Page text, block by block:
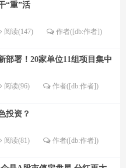
“重”活
阅读(147) 作者([db:作者])
部署！20家单位11组项目集中
阅读(96) 作者([db:作者])
投资？
阅读(81) 作者([db:作者])